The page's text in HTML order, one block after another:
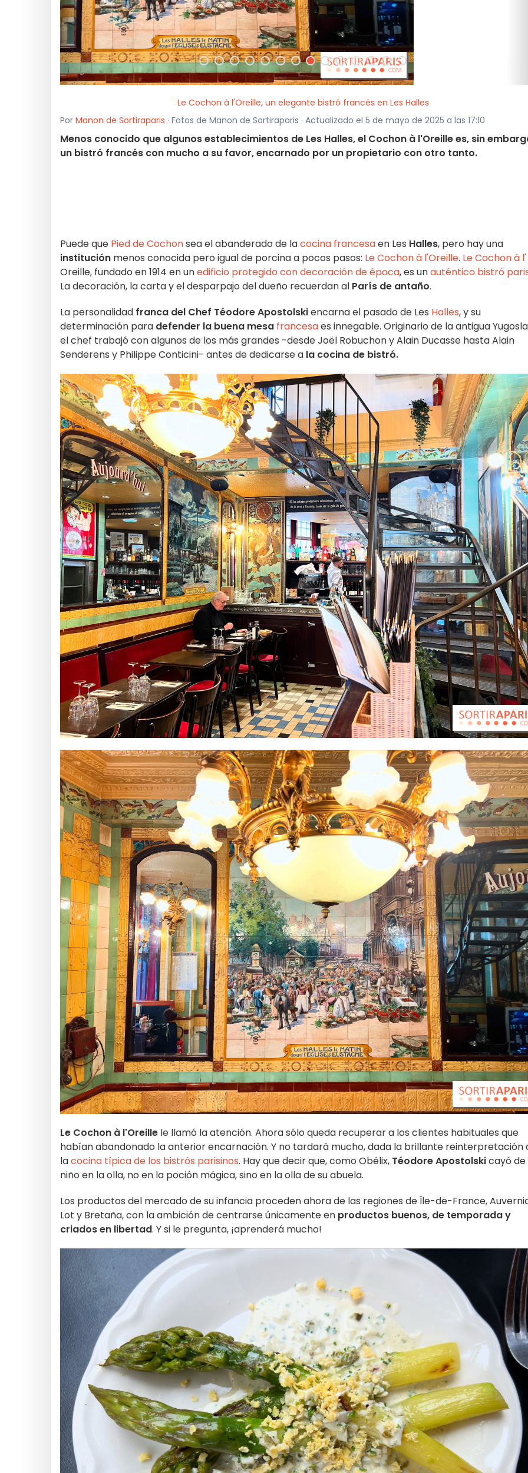
Le Cochon à l'Oreille, un elegante bistró francés en Les Halles
Por Manon de Sortiraparis · Fotos de Manon de Sortiraparis · Actualizado el 5 de mayo de 2025 a las 17:10
Menos conocido que algunos establecimientos de Les Halles, el Cochon à l'Oreille es, sin
un bistró francés con mucho a su favor, encarnado por un propietario con otro tanto.
Puede que Pied de Cochonsea el abanderado de lacocina francesaen Les Halles, pero hay una
institución menos conocida pero igual de porcina a pocos pasos: Le Cochon à l'Oreille. Le Cochon à l'
Oreille, fundado en 1914 en unedificio protegido con decoración de época, es unauténtico bistró
La decoración, la carta y el desparpajo del dueño recuerdan al París de antaño.
La personalidad franca del Chef Téodore Apostolskiencarna el pasado de Les Halles, y su
determinación para defender la buena mesa francesaes innegable. Originario de la antigua
el chef trabajó con algunos de los más grandes -desde Joël Robuchon y Alain Ducasse hasta Alain
Senderens y Philippe Conticini- antes de dedicarse a la cocina de bistró.
Le Cochon à l'Oreille le llamó la atención. Ahora sólo queda recuperar a los clientes habituales que
habían abandonado la anterior encarnación. Y no tardará mucho, dada la brillante reinterpretación
lacocina típica de los bistrós parisinos. Hay que decir que, como Obélix, Téodore Apostolskicayó de
niño en la olla, no en la poción mágica, sino en la olla de su abuela.
Los productos del mercado de su infancia proceden ahora de las regiones de Île-de-France,
Lot y Bretaña, con la ambición de centrarse únicamente en productos buenos, de temporada y
criados en libertad. Y si le pregunta, ¡aprenderá mucho!